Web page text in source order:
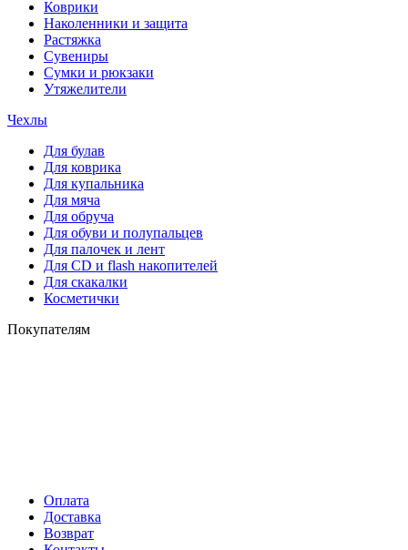
Коврики
Наколенники и защита
Растяжка
Сувениры
Сумки и рюкзаки
Утяжелители
Чехлы
Для булав
Для коврика
Для купальника
Для мяча
Для обруча
Для обуви и полупальцев
Для палочек и лент
Для СD и flash накопителей
Для скакалки
Косметички
Покупателям
Оплата
Доставка
Возврат